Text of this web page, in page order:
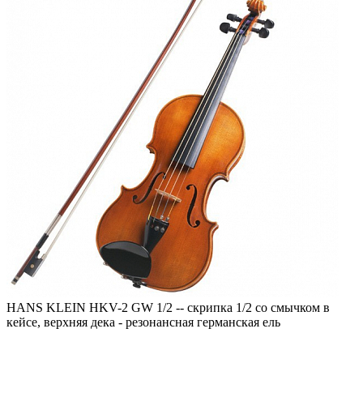
HANS KLEIN HKV-2 GW 1/2 -- скрипка 1/2 со смычком в
кейсе, верхняя дека - резонансная германская ель